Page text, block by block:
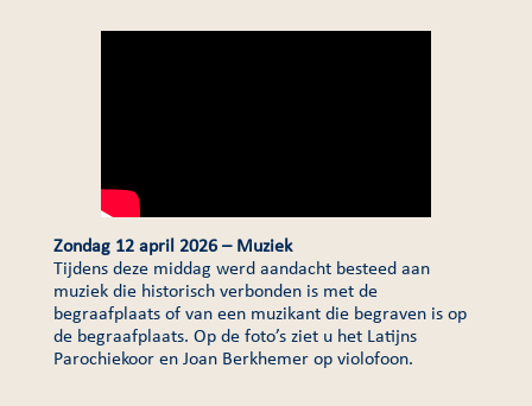
Zondag 12 april 2026 – Muziek
Tijdens deze middag werd aandacht besteed aan
muziek die historisch verbonden is met de
begraafplaats of van een muzikant die begraven is op
de begraafplaats. Op de foto’s ziet u het Latijns
Parochiekoor en Joan Berkhemer op violofoon.